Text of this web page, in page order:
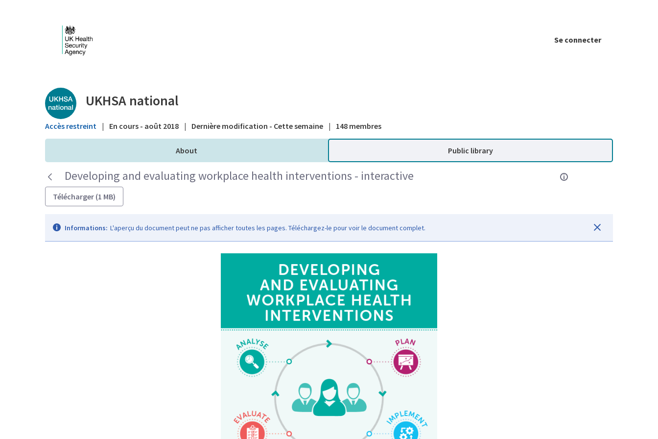
Se connecter
Public library - UKHSA national
UKHSA national
Accès restreint | En cours - août 2018 | Dernière modification - Cette semaine | 148 membres
About Public library
Developing and evaluating workplace health interventions - interactive
Télécharger (1 MB)
Informations: L'aperçu du document peut ne pas afficher toutes les pages. Téléchargez-le pour voir le document complet.